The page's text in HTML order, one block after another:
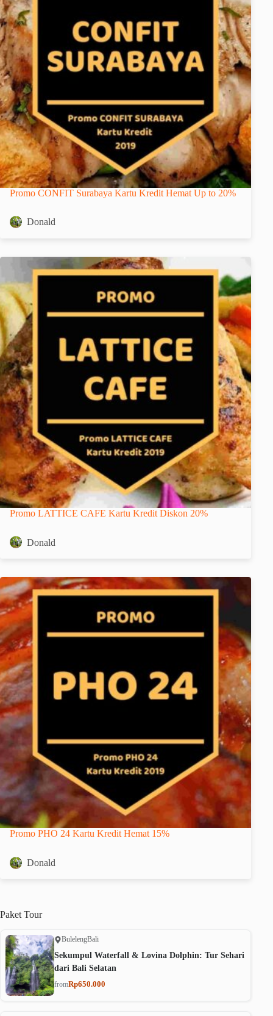
Promo CONFIT Surabaya Kartu Kredit Hemat Up to 20%
Donald
Promo LATTICE CAFE Kartu Kredit Diskon 20%
Donald
Promo PHO 24 Kartu Kredit Hemat 15%
Donald
Paket Tour
BulelengBali
Sekumpul Waterfall & Lovina Dolphin: Tur Sehari
dari Bali Selatan
fromRp650.000